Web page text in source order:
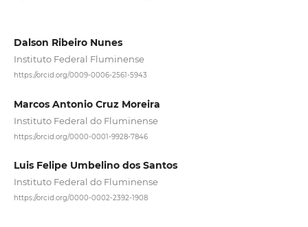
Dalson Ribeiro Nunes
Instituto Federal Fluminense
https://orcid.org/0009-0006-2561-5943
Marcos Antonio Cruz Moreira
Instituto Federal do Fluminense
https://orcid.org/0000-0001-9928-7846
Luis Felipe Umbelino dos Santos
Instituto Federal do Fluminense
https://orcid.org/0000-0002-2392-1908